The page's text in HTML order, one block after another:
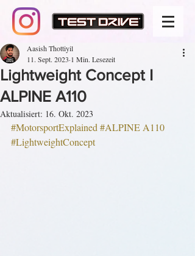
Lightweight Concept I
ALPINE A110
Aasish Thottiyil
11. Sept. 2023 1 Min. Lesezeit
Aktualisiert: 16. Okt. 2023
#MotorsportExplained #ALPINE A110
#LightweightConcept